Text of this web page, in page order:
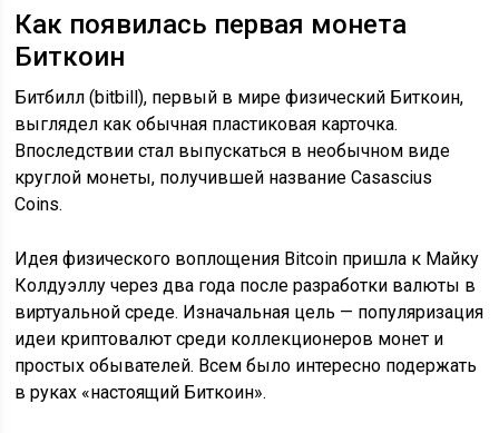
Как появилась первая монета
Биткоин
Битбилл (bitbill), первый в мире физический Биткоин,
выглядел как обычная пластиковая карточка.
Впоследствии стал выпускаться в необычном виде
круглой монеты, получившей название Casascius
Coins.
Идея физического воплощения Bitcoin пришла к Майку
Колдуэллу через два года после разработки валюты в
виртуальной среде. Изначальная цель — популяризация
идеи криптовалют среди коллекционеров монет и
простых обывателей. Всем было интересно подержать
в руках «настоящий Биткоин».